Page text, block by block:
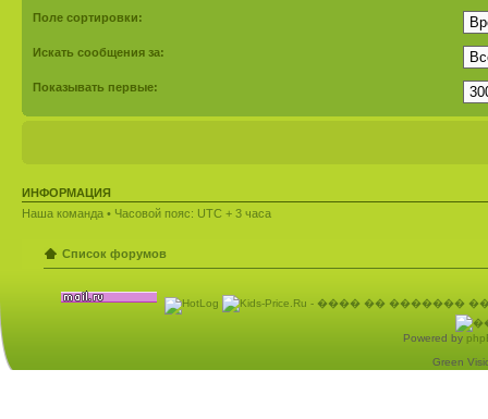
Поле сортировки:
Искать сообщения за:
Показывать первые:
ИНФОРМАЦИЯ
Наша команда • Часовой пояс: UTC + 3 часа
Список форумов
Powered by
Green